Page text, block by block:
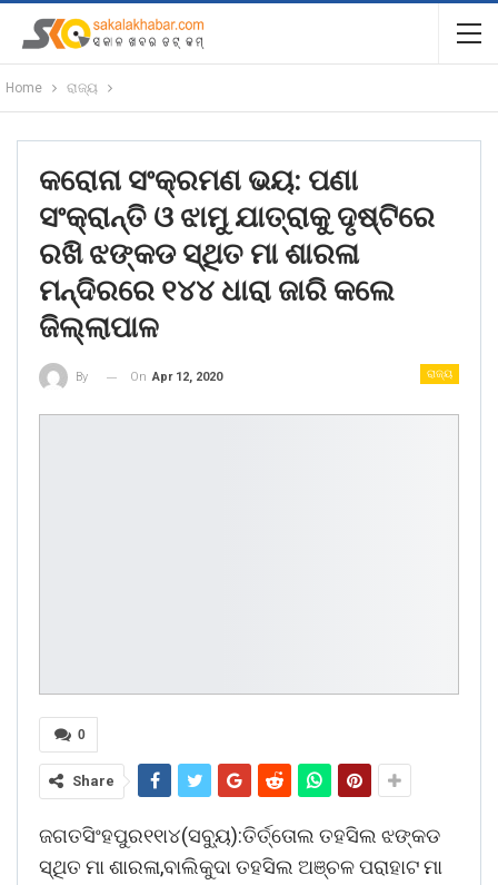
Home ରାଜ୍ୟ
କରୋନା ସଂକ୍ରମଣ ଭୟ: ପଣା
ସଂକ୍ରାନ୍ତି ଓ ଝାମୁ ଯାତ୍ରାକୁ ଦୃଷ୍ଟିରେ
ରଖି ଝଙ୍କଡ ସ୍ଥିତ ମା ଶାରଳା
ମନ୍ଦିରରେ ୧୪୪ ଧାରା ଜାରି କଲେ
ଜିଲ୍ଲାପାଳ
ରାଜ୍ୟ
By On Apr 12, 2020
0
Share
ଜଗତସିଂହପୁର୧୧ା୪(ସବ୍ୟୁ):ତିର୍ତ୍ତୋଲ ତହସିଲ ଝଙ୍କଡ
ସ୍ଥିତ ମା ଶାରଳା,ବାଲିକୁଦା ତହସିଲ ଅଞ୍ଚଳ ପରାହାଟ ମା